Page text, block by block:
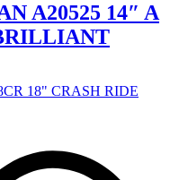
A20525 14″ A